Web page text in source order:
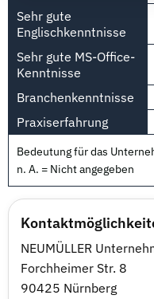
Sehr gute
Englischkenntnisse
Sehr gute MS-Office-
Kenntnisse
Branchenkenntnisse
Praxiserfahrung
Bedeutung für das
n. A. = Nicht angegeben
NEUMÜLLER
Forchheimer Str. 8
90425 Nürnberg